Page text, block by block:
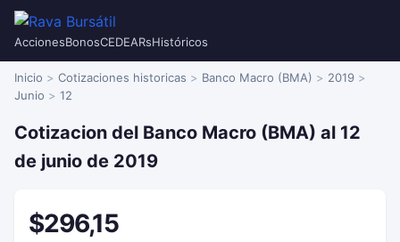
AccionesBonosCEDEARsHistóricos
Inicio Cotizaciones historicas Banco Macro (BMA)
2019
Junio
12
Cotizacion del Banco Macro (BMA) al 12
de junio de 2019
$296,15